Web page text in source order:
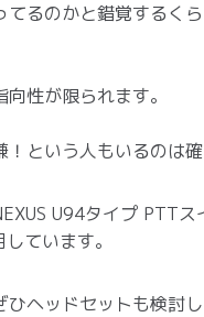
るのかと錯覚するくら
性が限られます。
という人もいるのは確
U94タイプ PTTス
ています。
ヘッドセットも検討